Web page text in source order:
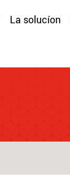
La solucíon